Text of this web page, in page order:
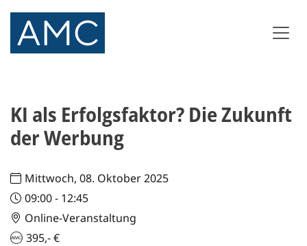
KI als Erfolgsfaktor? Die Zukunft
der Werbung
Mittwoch, 08. Oktober 2025
09:00 - 12:45
Online-Veranstaltung
395,- €